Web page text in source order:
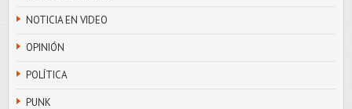
NOTICIA EN VIDEO
OPINIÓN
POLÍTICA
PUNK